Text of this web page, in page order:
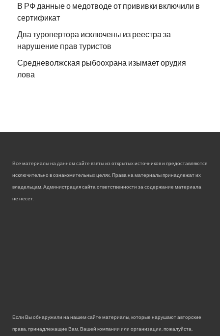
В РФ данные о медотводе от прививки включили в
сертификат
Два туропертора исключены из реестра за
нарушение прав туристов
Средневолжская рыбоохрана изымает орудия
лова
Все материалы на данном сайте взяты из открытых источников и предоставляются
исключительно в ознакомительных целях. Права на материалы принадлежат их
владельцам. Администрация сайта ответственности за содержание материала
не несет.
Если Вы обнаружили на нашем сайте материалы, которые нарушают авторские
права, принадлежащие Вам, Вашей компании или организации, пожалуйста,